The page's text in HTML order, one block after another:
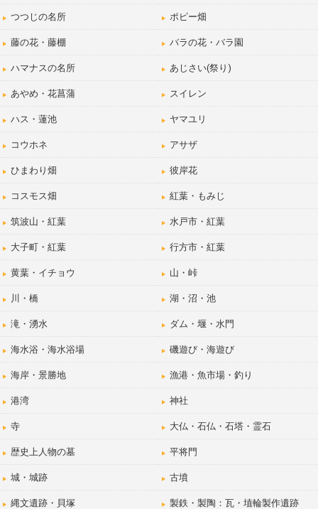
つつじの名所 ポピー畑
藤の花・藤棚 バラの花・バラ園
ハマナスの名所 あじさい(祭り)
あやめ・花菖蒲 スイレン
ハス・蓮池 ヤマユリ
コウホネ アサザ
ひまわり畑 彼岸花
コスモス畑 紅葉・もみじ
筑波山・紅葉 水戸市・紅葉
大子町・紅葉 行方市・紅葉
黄葉・イチョウ 山・峠
川・橋 湖・沼・池
滝・湧水 ダム・堰・水門
海水浴・海水浴場 磯遊び・海遊び
海岸・景勝地 漁港・魚市場・釣り
港湾 神社
寺 大仏・石仏・石塔・霊石
歴史上人物の墓 平将門
城・城跡 古墳
縄文遺跡・貝塚 製鉄・製陶：瓦・埴輪製作遺跡